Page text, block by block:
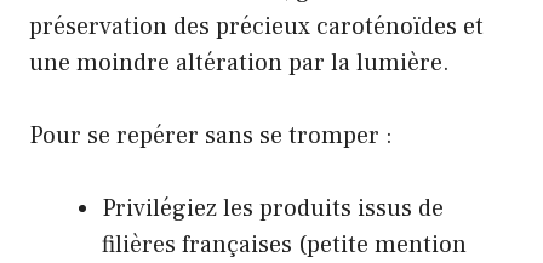
préservation des précieux caroténoïdes et
une moindre altération par la lumière.
Pour se repérer sans se tromper :
Privilégiez les produits issus de
filières françaises (petite mention